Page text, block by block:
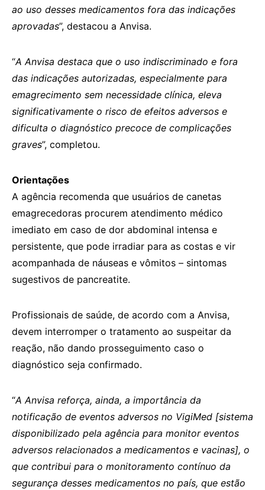
ao uso desses medicamentos fora das indicações
aprovadas”, destacou a Anvisa.
“A Anvisa destaca que o uso indiscriminado e fora
das indicações autorizadas, especialmente para
emagrecimento sem necessidade clínica, eleva
significativamente o risco de efeitos adversos e
dificulta o diagnóstico precoce de complicações
graves”, completou.
Orientações
A agência recomenda que usuários de canetas
emagrecedoras procurem atendimento médico
imediato em caso de dor abdominal intensa e
persistente, que pode irradiar para as costas e vir
acompanhada de náuseas e vômitos – sintomas
sugestivos de pancreatite.
Profissionais de saúde, de acordo com a Anvisa,
devem interromper o tratamento ao suspeitar da
reação, não dando prosseguimento caso o
diagnóstico seja confirmado.
“A Anvisa reforça, ainda, a importância da
notificação de eventos adversos no VigiMed [sistema
disponibilizado pela agência para monitor eventos
adversos relacionados a medicamentos e vacinas], o
que contribui para o monitoramento contínuo da
segurança desses medicamentos no país, que estão